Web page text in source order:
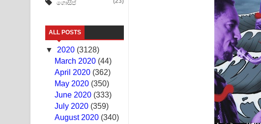
Mathaka Aluthin Liyanna Song Lyrics - මතක අලුතින් ලියන්න
Sandak Awith Song Lyrics - සඳක් ඇවිත් ගීතයේ පද පෙළ
Swetha Sande Song Lyrics - ශ්වේත සඳේ ගීතයේ පද පෙළ
Ma Igili Giya Lyrics - මා ඉගිලී ගියා ගීතයේ පද පෙළ
Ras Balan Song Lyrics - රැස් බලන් ගීතයේ පද පෙළ
Hoda sihiyen Song Lyrics - හොද සිහියෙන් ගීතයේ පද පෙළ
ගොසිප්
ALL POSTS
▼ 2020 (3128)
March 2020 (44)
April 2020 (362)
May 2020 (350)
June 2020 (333)
July 2020 (359)
August 2020 (340)